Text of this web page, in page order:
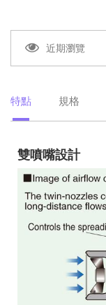
近期瀏覽
特點 規格
雙噴嘴設計